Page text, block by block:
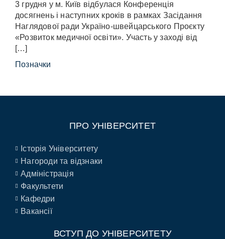
3 грудня у м. Київ відбулася Конференція
досягнень і наступних кроків в рамках Засідання
Наглядової ради Україно-швейцарського Проєкту
«Розвиток медичної освіти». Участь у заході від
[…]
Позначки
ПРО УНІВЕРСИТЕТ
Історія Університету
Нагороди та відзнаки
Адміністрація
Факультети
Кафедри
Вакансії
ВСТУП ДО УНІВЕРСИТЕТУ